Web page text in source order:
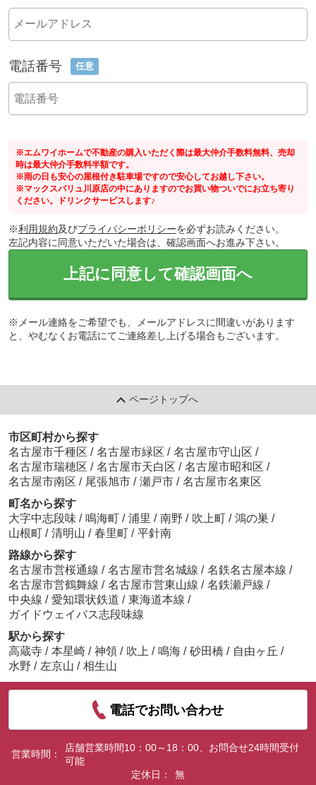
電話番号 任意
※エムワイホームで不動産の購入いただく際は最大仲介手数料無料、売却
時は最大仲介手数料半額です。
※雨の日も安心の屋根付き駐車場ですので安心してお越し下さい。
※マックスバリュ川原店の中にありますのでお買い物ついでにお立ち寄り
ください。ドリンクサービスします♪
※利用規約及びプライバシーポリシーを必ずお読みください。
左記内容に同意いただいた場合は、確認画面へお進み下さい。
上記に同意して確認画面へ
※メール連絡をご希望でも、メールアドレスに間違いがあります
と、やむなくお電話にてご連絡差し上げる場合もございます。
ページトップへ
市区町村から探す
名古屋市千種区 / 名古屋市緑区 / 名古屋市守山区 /
名古屋市瑞穂区 / 名古屋市天白区 / 名古屋市昭和区 /
名古屋市南区 / 尾張旭市 / 瀬戸市 / 名古屋市名東区
町名から探す
大字中志段味 / 鳴海町 / 浦里 / 南野 / 吹上町 / 鴻の巣 /
山根町 / 清明山 / 春里町 / 平針南
路線から探す
名古屋市営桜通線 / 名古屋市営名城線 / 名鉄名古屋本線 /
名古屋市営鶴舞線 / 名古屋市営東山線 / 名鉄瀬戸線 /
中央線 / 愛知環状鉄道 / 東海道本線 /
ガイドウェイバス志段味線
駅から探す
高蔵寺 / 本星崎 / 神領 / 吹上 / 鳴海 / 砂田橋 / 自由ヶ丘 /
水野 / 左京山 / 相生山
電話でお問い合わせ
営業時間：
店舗営業時間10：00～18：00、お問合せ24時間受付
可能
定休日：
無